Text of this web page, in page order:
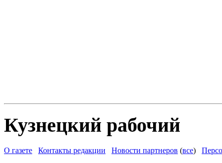
Кузнецкий рабочий
О газете Контакты редакции Новости партнеров (все)